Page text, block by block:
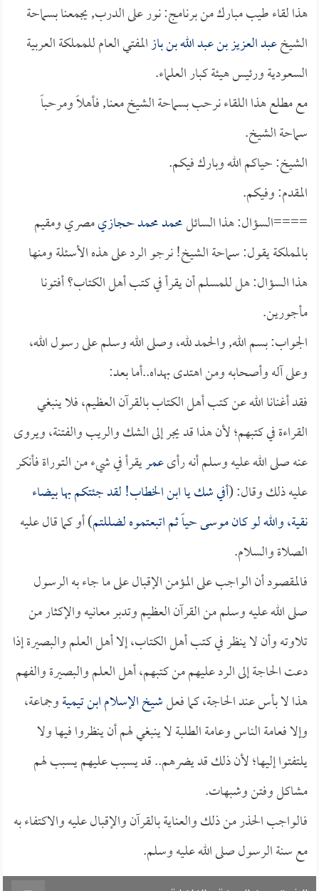
هذا لقاء طيب مبارك من برنامج: نور على الدرب, يجمعنا بسماحة
الشيخعبد العزيز بن عبد الله بن بازالمفتي العام للمملكة العربية
السعودية ورئيس هيئة كبار العلماء.
مع مطلع هذا اللقاء نرحب بسماحة الشيخ معنا, فأهلاً ومرحباً
سماحة الشيخ.
الشيخ: حياكم الله وبارك فيكم.
المقدم: وفيكم.
====السؤال: هذا السائلمحمد محمد حجازيمصري ومقيم
بالمملكة يقول: سماحة الشيخ! نرجو الرد على هذه الأسئلة ومنها
هذا السؤال: هل للمسلم أن يقرأ في كتب أهل الكتاب؟ أفتونا
مأجورين.
الجواب: بسم الله, والحمد لله، وصلى الله وسلم على رسول الله،
وعلى آله وأصحابه ومن اهتدى بهداه..أما بعد:
فقد أغنانا الله عن كتب أهل الكتاب بالقرآن العظيم، فلا ينبغي
القراءة في كتبهم؛ لأن هذا قد يجر إلى الشك والريب والفتنة، ويروى
عنه صلى الله عليه وسلم أنه رأىعمريقرأ في شيء من التوراة فأنكر
عليه ذلك وقال: (أفي شك ياابن الخطاب! لقد جئتكم بها بيضاء
نقية، والله لو كان موسى حياً ثم اتبعتموه لضللتم) أو كما قال عليه
الصلاة والسلام.
فالمقصود أن الواجب على المؤمن الإقبال على ما جاء به الرسول
صلى الله عليه وسلم من القرآن العظيم وتدبر معانيه والإكثار من
تلاوته وأن لا ينظر في كتب أهل الكتاب، إلا أهل العلم والبصيرة إذا
دعت الحاجة إلى الرد عليهم من كتبهم، أهل العلم والبصيرة والفهم
هذا لا بأس عند الحاجة، كما فعلشيخ الإسلام ابن تيميةوجماعة،
وإلا فعامة الناس وعامة الطلبة لا ينبغي لهم أن ينظروا فيها ولا
يلتفتوا إليها؛ لأن ذلك قد يضرهم.. قد يسبب عليهم يسبب لهم
مشاكل وفتن وشبهات.
فالواجب الحذر من ذلك والعناية بالقرآن والإقبال عليه والاكتفاء به
مع سنة الرسول صلى الله عليه وسلم.